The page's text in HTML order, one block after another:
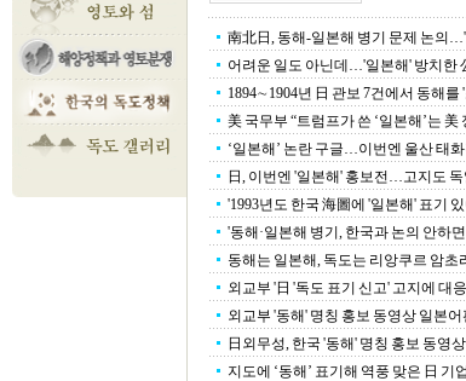
南北日, 동해-일본해 병기 문제 논의
어려운 일도 아닌데…'일본해' 방치한
1894∼1904년 日 관보 7건에서 동해를
美 국무부 “트럼프가 쓴 ‘일본해’는 美
‘일본해’ 논란 구글…이번엔 울산 태
日, 이번엔 '일본해' 홍보전…고지도 독
'1993년도 한국 海圖에 '일본해' 표기
'동해·일본해 병기, 한국과 논의 안하
동해는 일본해, 독도는 리앙쿠르 암초
외교부 '日 '독도 표기 신고' 고지에 대
외교부 '동해' 명칭 홍보 동영상 일본어
日외무성, 한국 '동해' 명칭 홍보 동영
지도에 ‘동해’ 표기해 역풍 맞은 日 기업